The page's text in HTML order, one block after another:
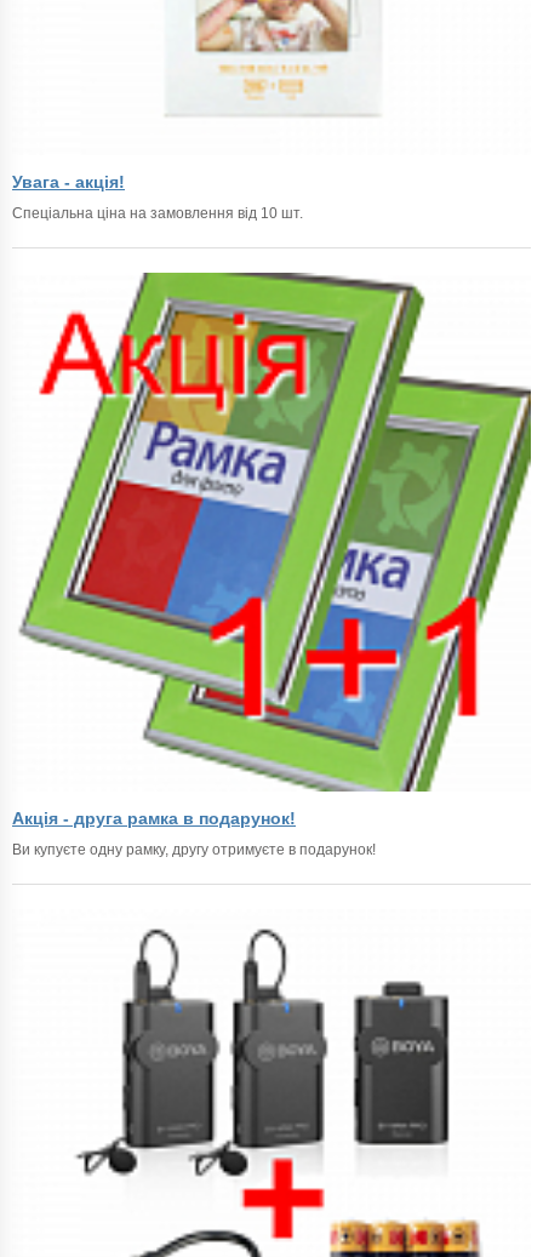
Увага - акція!
Спеціальна ціна на замовлення від 10 шт.
Акція - друга рамка в подарунок!
Ви купуєте одну рамку, другу отримуєте в подарунок!